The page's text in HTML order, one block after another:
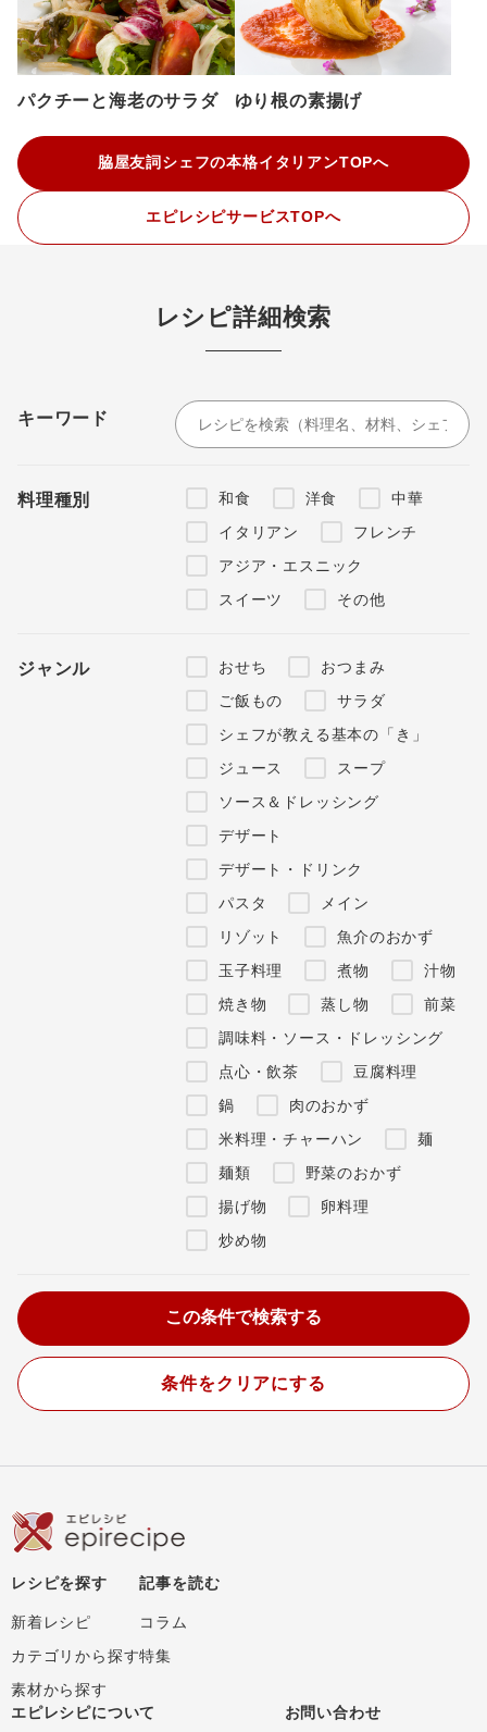
パクチーと海老のサラダ ゆり根の素揚げ
脇屋友詞シェフの本格イタリアンTOPへ
エピレシピサービスTOPへ
レシピ詳細検索
キーワード
料理種別 和食 洋食
中華
イタリアン
フレンチ
アジア・エスニック
スイーツ
その他
ジャンル おせち
おつまみ
ご飯もの
サラダ
シェフが教える基本の「き」
ジュース
スープ
ソース＆ドレッシング
デザート
デザート・ドリンク
パスタ
メイン
リゾット
魚介のおかず
玉子料理
煮物
汁物
焼き物
蒸し物
前菜
調味料・ソース・ドレッシング
点心・飲茶
豆腐料理
鍋
肉のおかず
米料理・チャーハン
麺
麺類
野菜のおかず
揚げ物
卵料理
炒め物
条件をクリアにする
レシピを探す
新着レシピ
カテゴリから探す
素材から探す
記事を読む
コラム
特集
エピレシピについて お問い合わせ